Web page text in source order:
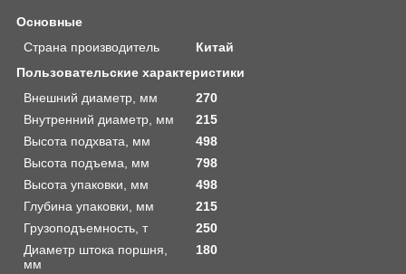
Основные
Страна производитель
Китай
Пользовательские характеристики
Внешний диаметр, мм
270
Внутренний диаметр, мм
215
Высота подхвата, мм
498
Высота подъема, мм
798
Высота упаковки, мм
498
Глубина упаковки, мм
215
Грузоподъемность, т
250
Диаметр штока поршня,
мм
180